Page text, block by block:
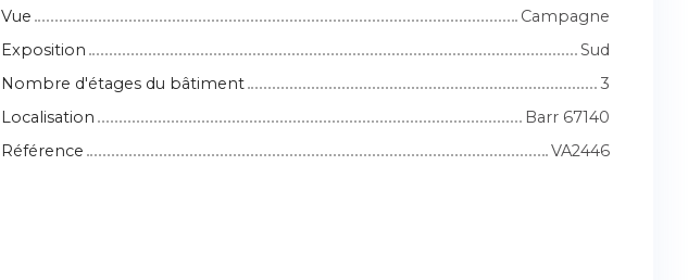
Vue
Campagne
Exposition
Sud
Nombre d'étages du bâtiment
3
Localisation
Barr 67140
Référence
VA2446